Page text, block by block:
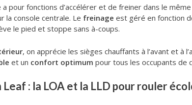
a pour fonctions d’accélérer et de freiner dans le
la console centrale. Le freinage est géré en fonction
le pied et stoppe sans à-coups.
, on apprécie les sièges chauffants à l’avant et à
et un confort optimum pour tous les occupants de
Leaf : la LOA et la LLD pour rouler